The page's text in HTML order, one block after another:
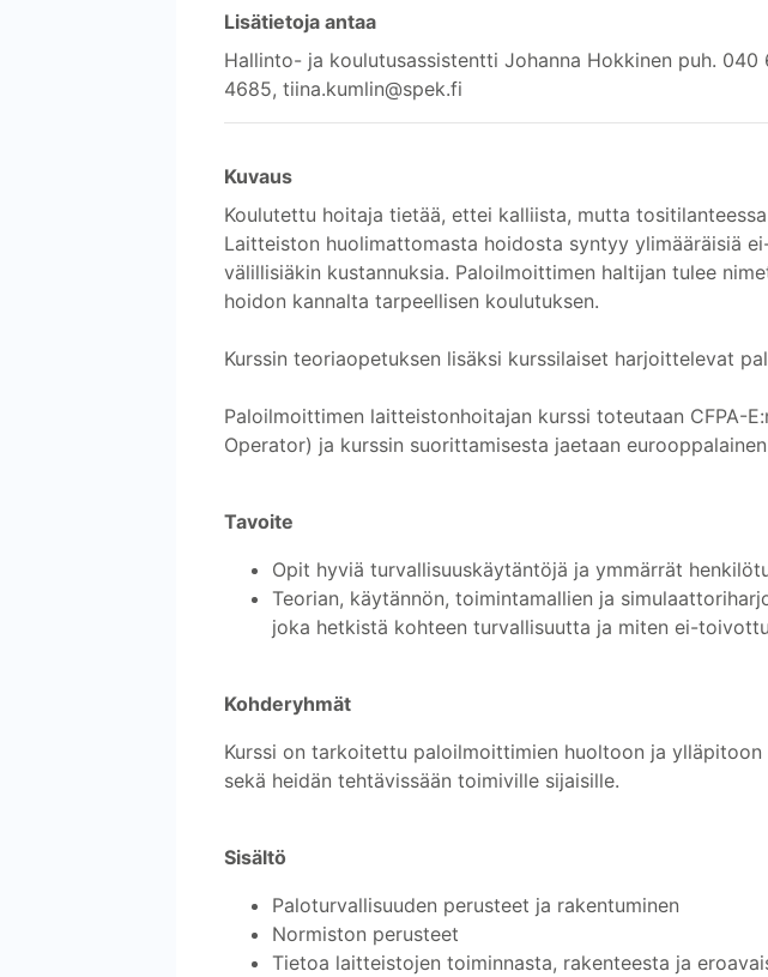
Lisätietoja antaa
Hallinto- ja koulutusassistentti Johanna Hokkinen puh.
4685, tiina.kumlin@spek.fi
Kuvaus
Koulutettu hoitaja tietää, ettei kalliista, mutta
Laitteiston huolimattomasta hoidosta syntyy ylimääräisiä
välillisiäkin kustannuksia. Paloilmoittimen haltijan tulee
hoidon kannalta tarpeellisen koulutuksen.
Kurssin teoriaopetuksen lisäksi kurssilaiset harjoittelevat
Paloilmoittimen laitteistonhoitajan kurssi toteutaan CFPA-
Operator) ja kurssin suorittamisesta jaetaan
Tavoite
Opit hyviä turvallisuuskäytäntöjä ja ymmärrät
Teorian, käytännön, toimintamallien ja
joka hetkistä kohteen turvallisuutta ja miten ei-
Kohderyhmät
Kurssi on tarkoitettu paloilmoittimien huoltoon ja
sekä heidän tehtävissään toimiville sijaisille.
Sisältö
Paloturvallisuuden perusteet ja rakentuminen
Normiston perusteet
Tietoa laitteistojen toiminnasta, rakenteesta ja